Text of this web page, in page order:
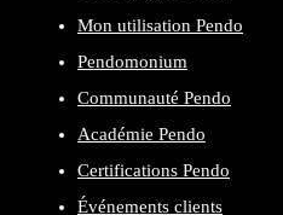
Mon utilisation Pendo
Pendomonium
Communauté Pendo
Académie Pendo
Certifications Pendo
Événements clients